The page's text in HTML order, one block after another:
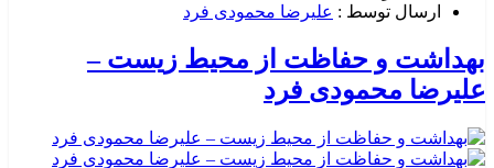
ارسال توسط : علیرضا محمودی فرد
بهداشت و حفاظت از محیط زیست –
علیرضا محمودی فرد